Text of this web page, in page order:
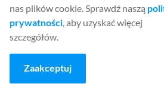
Dzięki burzy mózgów,
badania słów kluczowych i
wyszukiwania, możesz skutecznie
słowa kluczowe do treści i
nas plików cookie. Sprawdź naszą
prywatności, aby uzyskać więcej
szczegółów.
Zaakceptuj